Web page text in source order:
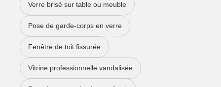
Verre brisé sur table ou meuble
Pose de garde-corps en verre
Fenêtre de toit fissurée
Vitrine professionnelle vandalisée